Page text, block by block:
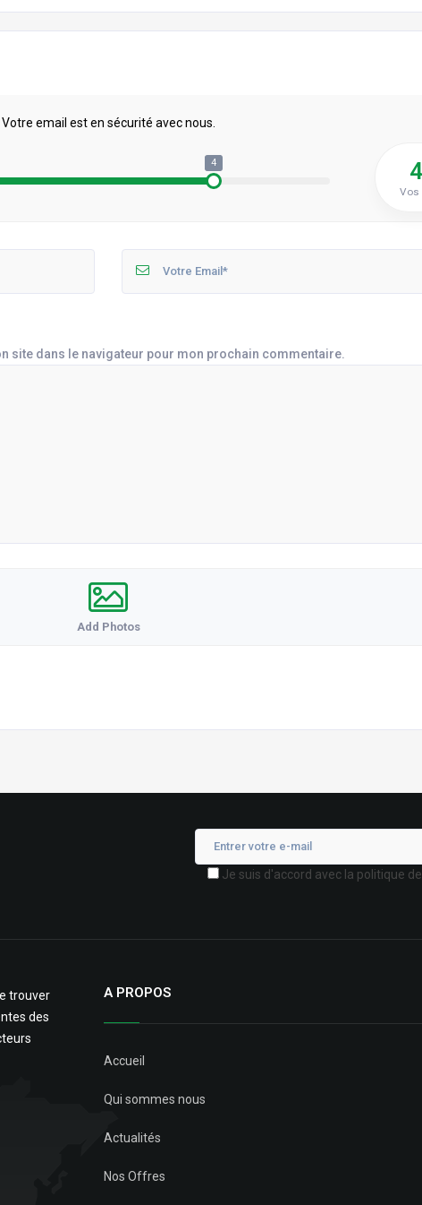
Votre email est en sécurité avec nous.
4
Vos
site dans le navigateur pour mon prochain commentaire.
Add Photos
Je suis d'accord avec la politique de
trouver
des
A PROPOS
Accueil
Qui sommes nous
Actualités
Nos Offres